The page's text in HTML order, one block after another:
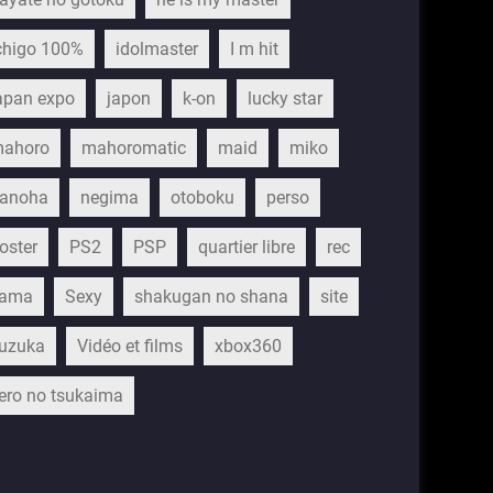
100% idolmaster I m hit
expo japon k-on lucky star
mahoromatic maid miko
negima otoboku perso
PS2 PSP quartier libre rec
Sexy shakugan no shana site
Vidéo et films xbox360
no tsukaima